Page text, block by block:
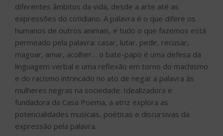
diferentes âmbitos da vida, desde a arte até as
expressões do cotidiano. A palavra é o que difere os
humanos de outros animais, e tudo o que fazemos está
permeado pela palavra: casar, lutar, pedir, recusar,
magoar, amar, acolher… o bate-papo é uma defesa da
linguagem verbal e uma reflexão em torno do machismo
e do racismo intrincado no ato de negar a palavra às
mulheres negras na sociedade. Idealizadora e
fundadora da Casa Poema, a atriz explora as
potencialidades musicais, poéticas e discursivas da
expressão pela palavra.